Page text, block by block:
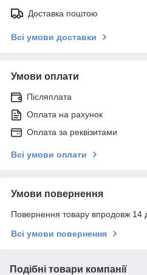
Доставка поштою
Всі умови доставки
Умови оплати
Післяплата
Оплата на рахунок
Оплата за реквізитами
Всі умови оплати
Умови повернення
Повернення товару впродовж 14
Всі умови повернення
Подібні товари компанії